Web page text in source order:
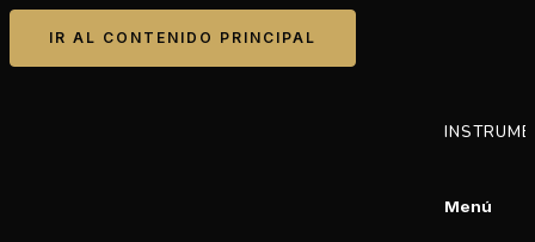
IR AL CONTENIDO PRINCIPAL
Menú